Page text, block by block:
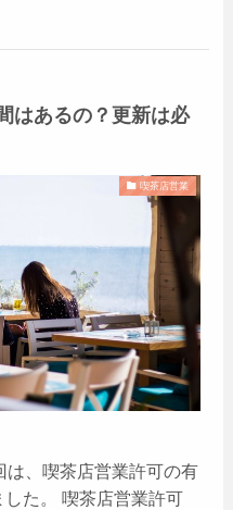
はあるの？更新は必
喫茶店営業
は、喫茶店営業許可の有
た。 喫茶店営業許可